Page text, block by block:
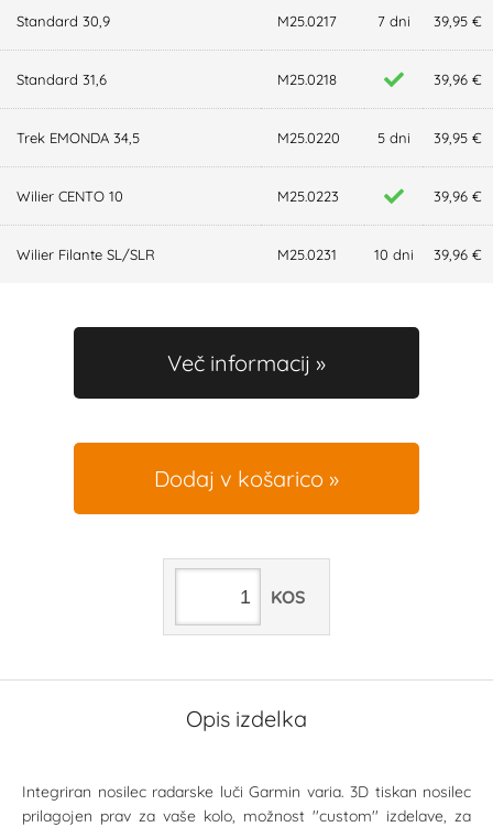
Standard 30,9 M25.0217 7 dni 39,95 €
Standard 31,6 M25.0218 39,96 €
Trek EMONDA 34,5 M25.0220 5 dni 39,95 €
Wilier CENTO 10 M25.0223 39,96 €
Wilier Filante SL/SLR M25.0231 10 dni 39,96 €
Več informacij
Dodaj v košarico
KOS
Opis izdelka
Integriran nosilec radarske luči Garmin varia. 3D tiskan nosilec
prilagojen prav za vaše kolo, možnost ''custom'' izdelave, za